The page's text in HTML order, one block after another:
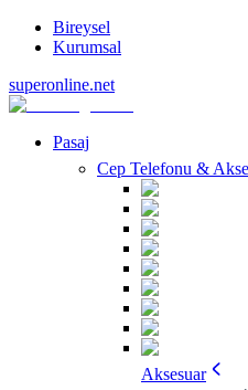
Bireysel
Kurumsal
superonline.net
Pasaj
Cep Telefonu &
Aksesuar